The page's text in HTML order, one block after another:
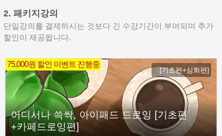
2. 패키지강의
단일강의를 결제하시는 것보다 긴 수강기간이 부여되며 추가
할인이 제공됩니다.
75,000원 할인 이벤트 진행중
[기초편+심화편]
어디서나 쓱싹, 아이패드 드로잉 [기초편
+카페드로잉편]